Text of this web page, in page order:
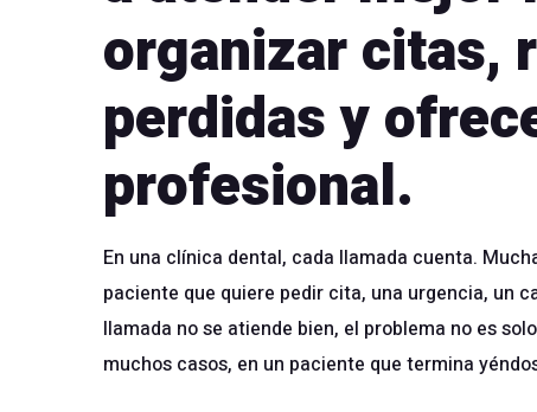
organizar citas,
perdidas y
profesional.
En una clínica dental, cada llamada cuenta.
paciente que quiere pedir cita, una urgencia, un
llamada no se atiende bien, el problema no es
muchos casos, en un paciente que termina